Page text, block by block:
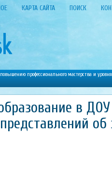
КАРТА САЙТА ПОИСК
профессионального мастерства и
в
об